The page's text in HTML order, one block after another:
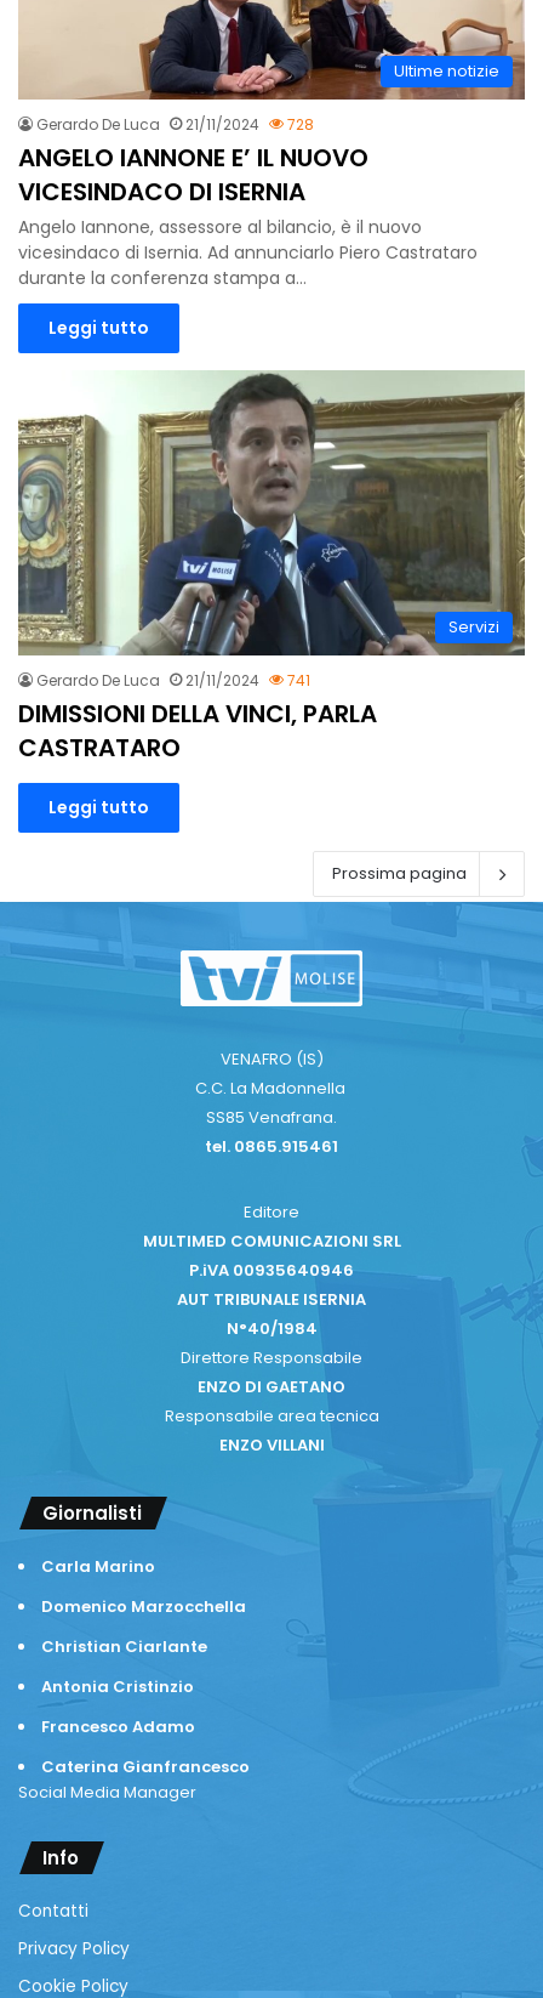
Ultime notizie
Gerardo De Luca 21/11/2024 728
ANGELO IANNONE E’ IL NUOVO
VICESINDACO DI ISERNIA
Angelo Iannone, assessore al bilancio, è il nuovo
vicesindaco di Isernia. Ad annunciarlo Piero Castrataro
durante la conferenza stampa a…
Leggi tutto
Servizi
Gerardo De Luca 21/11/2024 741
DIMISSIONI DELLA VINCI, PARLA
CASTRATARO
Leggi tutto
Prossima pagina
VENAFRO (IS)
C.C. La Madonnella
SS85 Venafrana.
tel. 0865.915461
Editore
MULTIMED COMUNICAZIONI SRL
P.iVA 00935640946
AUT TRIBUNALE ISERNIA
N°40/1984
Direttore Responsabile
ENZO DI GAETANO
Responsabile area tecnica
ENZO VILLANI
Giornalisti
Carla Marino
Domenico Marzocchella
Christian Ciarlante
Antonia Cristinzio
Francesco Adamo
Caterina Gianfrancesco
Social Media Manager
Info
Contatti
Privacy Policy
Cookie Policy